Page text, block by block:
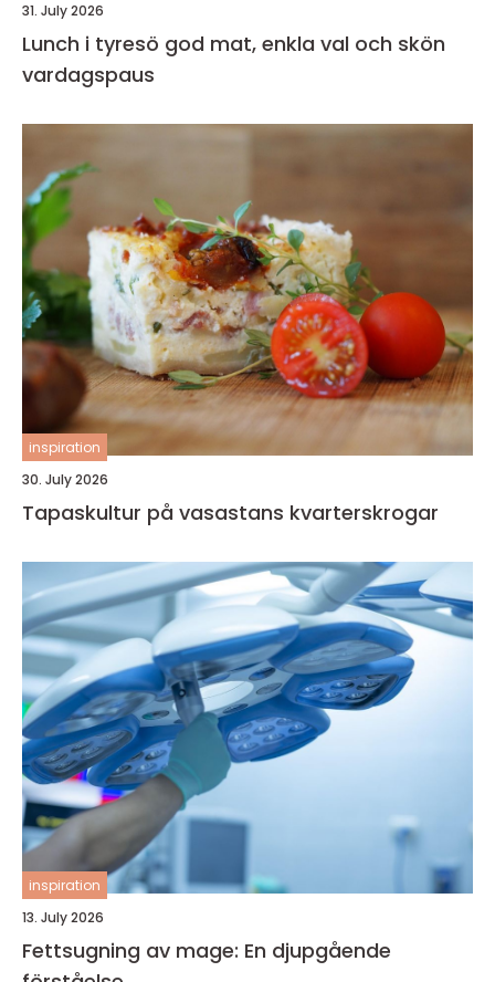
31. July 2026
Lunch i tyresö god mat, enkla val och skön
vardagspaus
inspiration
30. July 2026
Tapaskultur på vasastans kvarterskrogar
inspiration
13. July 2026
Fettsugning av mage: En djupgående